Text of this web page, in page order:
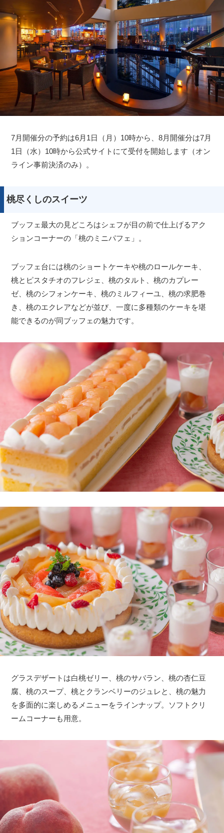
7月開催分の予約は6月1日（月）10時から、8月開催分は7月
1日（水）10時から公式サイトにて受付を開始します（オン
ライン事前決済のみ）。
桃尽くしのスイーツ
ブッフェ最大の見どころはシェフが目の前で仕上げるアク
ションコーナーの「桃のミニパフェ」。
ブッフェ台には桃のショートケーキや桃のロールケーキ、
桃とピスタチオのフレジェ、桃のタルト、桃のカプレー
ゼ、桃のシフォンケーキ、桃のミルフィーユ、桃の求肥巻
き、桃のエクレアなどが並び、一度に多種類のケーキを堪
能できるのが同ブッフェの魅力です。
グラスデザートは白桃ゼリー、桃のサバラン、桃の杏仁豆
腐、桃のスープ、桃とクランベリーのジュレと、桃の魅力
を多面的に楽しめるメニューをラインナップ。ソフトクリ
ームコーナーも用意。